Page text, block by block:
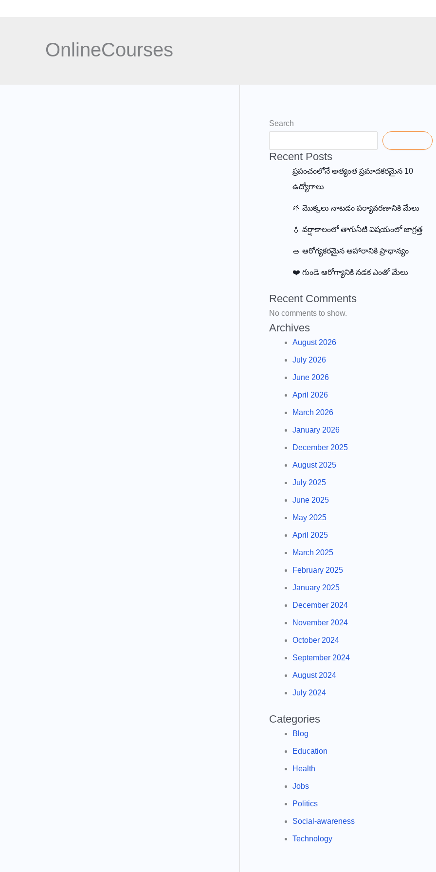
OnlineCourses
Search
Recent Posts
ప్రపంచంలోనే అత్యంత ప్రమాదకరమైన 10
ఉద్యోగాలు
🌱 మొక్కలు నాటడం పర్యావరణానికి మేలు
💧 వర్షాకాలంలో తాగునీటి విషయంలో జాగ్రత్త
🥗 ఆరోగ్యకరమైన ఆహారానికి ప్రాధాన్యం
❤️ గుండె ఆరోగ్యానికి నడక ఎంతో మేలు
Recent Comments
No comments to show.
Archives
August 2026
July 2026
June 2026
April 2026
March 2026
January 2026
December 2025
August 2025
July 2025
June 2025
May 2025
April 2025
March 2025
February 2025
January 2025
December 2024
November 2024
October 2024
September 2024
August 2024
July 2024
Categories
Blog
Education
Health
Jobs
Politics
Social-awareness
Technology